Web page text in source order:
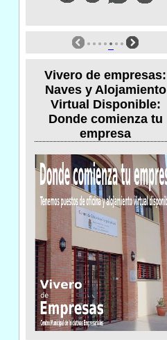
Vivero de empresas:
Naves y Alojamiento
Virtual Disponible:
Donde comienza tu
empresa